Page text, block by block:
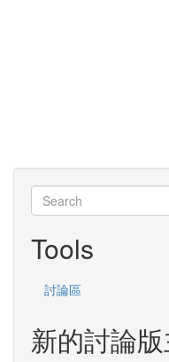
Search
Search
Tools
討論區
新的討論